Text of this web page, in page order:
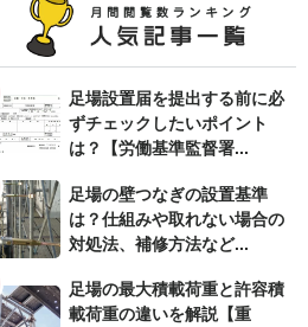
足場設置届を提出する前に必
ずチェックしたいポイント
は？【労働基準監督署...
足場の壁つなぎの設置基準
は？仕組みや取れない場合の
対処法、補修方法など...
足場の最大積載荷重と許容積
載荷重の違いを解説【重